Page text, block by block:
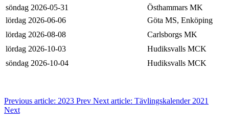
söndag 2026-05-31
Östhammars MK
lördag 2026-06-06
Göta MS, Enköping
lördag 2026-08-08
Carlsborgs MK
lördag 2026-10-03
Hudiksvalls MCK
söndag 2026-10-04
Hudiksvalls MCK
Previous article: 2023 Prev Next article: Tävlingskalender 2021
Next